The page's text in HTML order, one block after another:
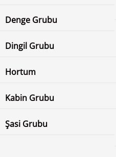
Denge Grubu
Dingil Grubu
Hortum
Kabin Grubu
Şasi Grubu